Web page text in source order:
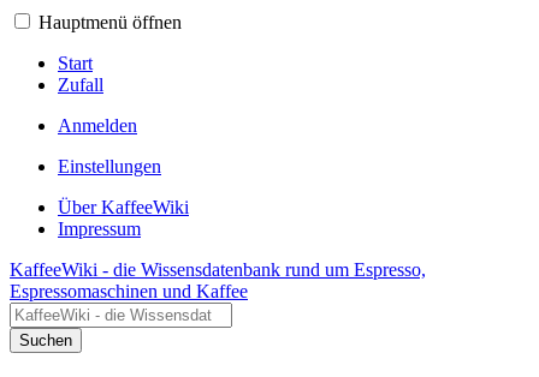
Hauptmenü öffnen
Start
Zufall
Anmelden
Einstellungen
Über KaffeeWiki
Impressum
KaffeeWiki - die Wissensdatenbank rund um Espresso,
Espressomaschinen und Kaffee
Suchen